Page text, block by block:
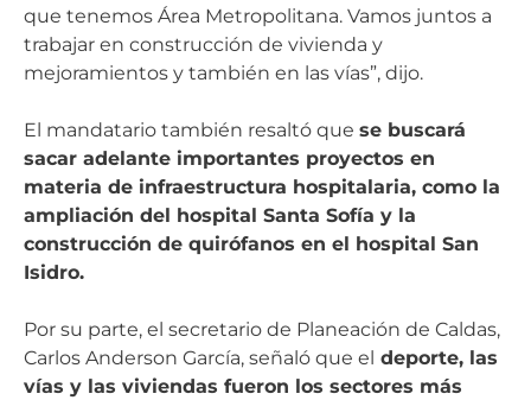
que tenemos Área Metropolitana. Vamos juntos a
trabajar en construcción de vivienda y
mejoramientos y también en las vías”, dijo.
El mandatario también resaltó que se buscará
sacar adelante importantes proyectos en
materia de infraestructura hospitalaria, como la
ampliación del hospital Santa Sofía y la
construcción de quirófanos en el hospital San
Isidro.
Por su parte, el secretario de Planeación de Caldas,
Carlos Anderson García, señaló que el deporte, las
vías y las viviendas fueron los sectores más